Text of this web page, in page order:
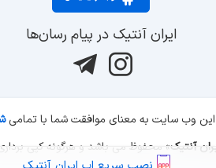
ایران آنتیک در پیام رسان‌ها
این وب سایت به معنای موافقت شما با تمامی
آنتیک» محفوظ می باشد و هرگونه کپی